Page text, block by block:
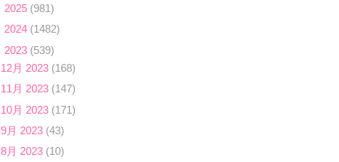
2025 (981)
2024 (1482)
2023 (539)
12月 2023 (168)
11月 2023 (147)
10月 2023 (171)
9月 2023 (43)
8月 2023 (10)